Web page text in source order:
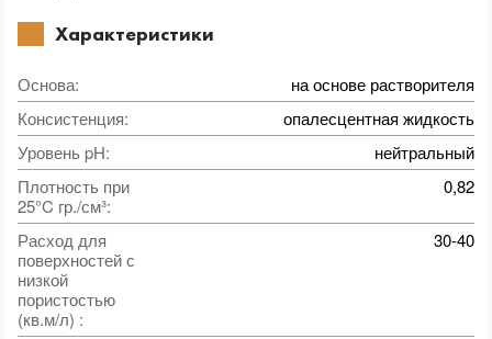
Характеристики
Основа:
на основе растворителя
Консистенция:
опалесцентная жидкость
Уровень pH:
нейтральный
Плотность при
25°C гр./см³:
0,82
Расход для
поверхностей с
низкой
пористостью
(кв.м/л) :
30-40